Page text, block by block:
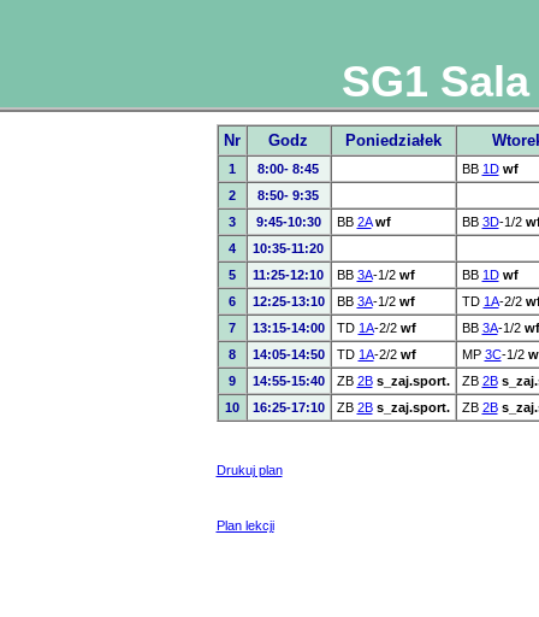
SG1
Nr Godz Poniedziałek
1 8:00- 8:45 BB 1D wf
2
8:50- 9:35
3
9:45-10:30 BB 2A wf BB 3D-1/2
4
10:35-11:20
5
11:25-12:10 BB 3A-1/2 wf BB 1D wf
6
12:25-13:10 BB 3A-1/2 wf TD 1A-2/2
7
13:15-14:00 TD 1A-2/2 wf BB 3A-1/2 wf
8
14:05-14:50 TD 1A-2/2 wf MP 3C-1/2
9
14:55-15:40 ZB 2B s_zaj.sport. ZB 2B
10
16:25-17:10 ZB 2B s_zaj.sport. ZB 2B
Drukuj plan
Plan lekcji